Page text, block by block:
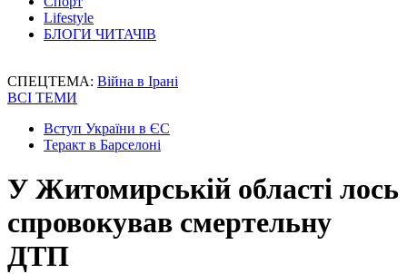
Lifestyle
БЛОГИ ЧИТАЧІВ
СПЕЦТЕМА: Війна в Ірані
ВСІ ТЕМИ
Вступ України в ЄС
Теракт в Барселоні
У Житомирській області лось
спровокував смертельну
ДТП